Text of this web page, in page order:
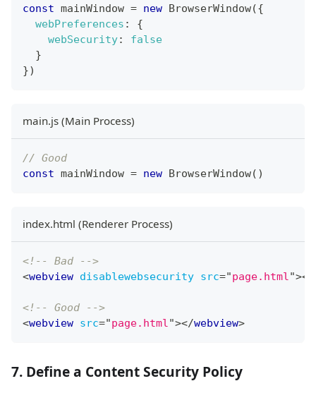
const mainWindow = new BrowserWindow({
webPreferences :
{
webSecurity:
false
}
})
main.js (Main Process)
// Good
const mainWindow = new BrowserWindow( )
index.html (Renderer Process)
<!-- Bad -->
<webview disablewebsecurity src="page.html "></
<!-- Good -->
<webview src="page.html "></webview>
7. Define a Content Security Policy